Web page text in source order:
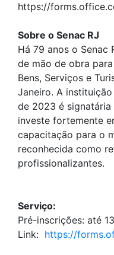
https://
Sobre o Senac RJ
Há 79 anos o Senac
de mão de obra
Bens, Serviços e
Janeiro. A
de 2023 é signatária
investe fortemente
capacitação para o
reconhecida como
profissionalizantes.
Serviço:
Pré-inscrições: até
Link: https://